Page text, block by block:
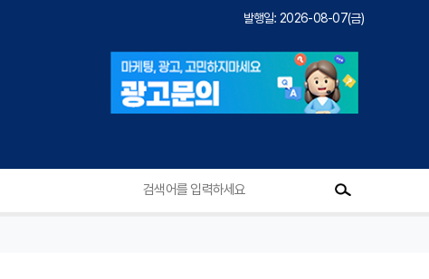
발행일: 2026-08-07(금)